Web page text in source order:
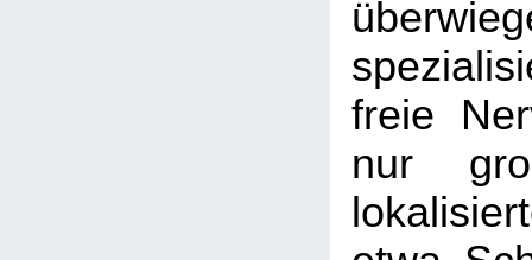
freie
nur